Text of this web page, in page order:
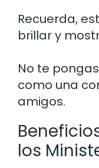
Recuerda,
brillar y
No te
como una
amigos.
los